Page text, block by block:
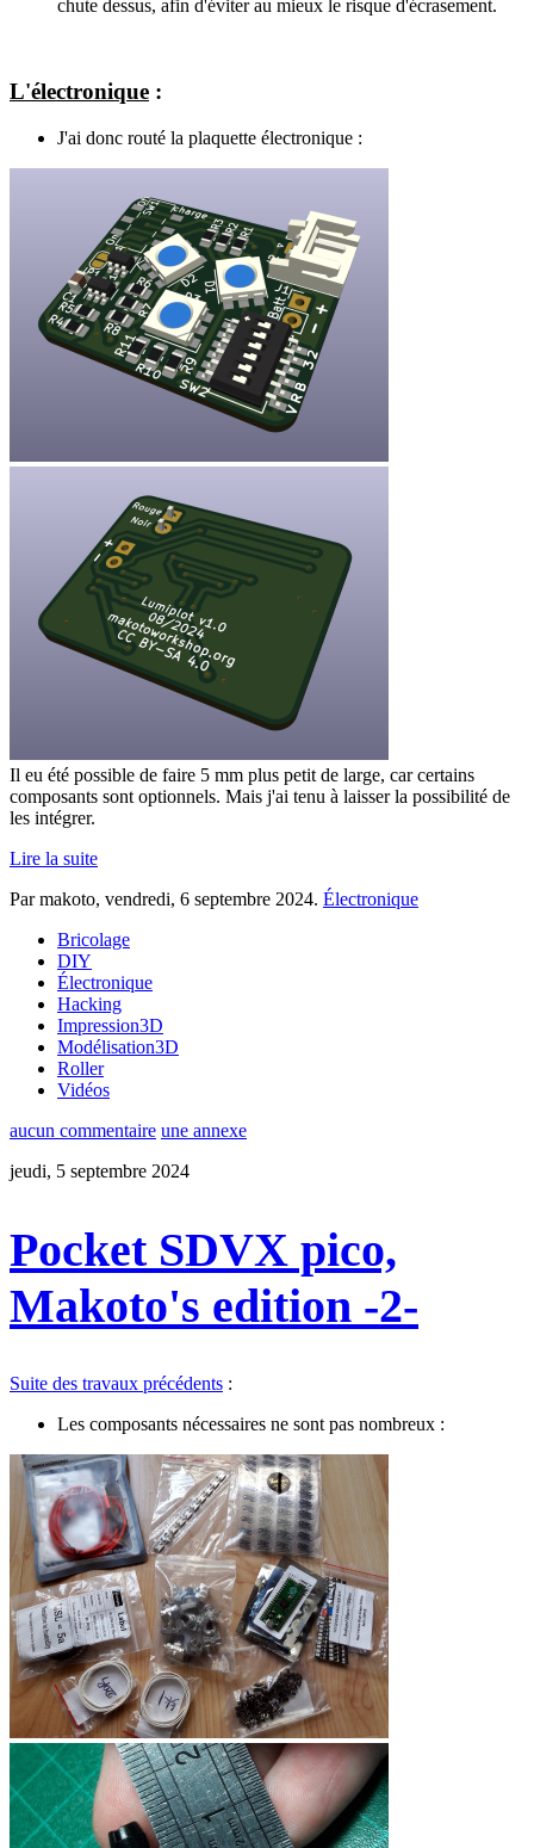
chute dessus, afin d'éviter au mieux le risque d'écrasement.
L'électronique :
J'ai donc routé la plaquette électronique :
Il eu été possible de faire 5 mm plus petit de large, car certains
composants sont optionnels. Mais j'ai tenu à laisser la possibilité de
les intégrer.
Lire la suite
Par makoto, vendredi, 6 septembre 2024. Électronique
Bricolage
DIY
Électronique
Hacking
Impression3D
Modélisation3D
Roller
Vidéos
aucun commentaire une annexe
jeudi, 5 septembre 2024
Pocket SDVX pico,
Makoto's edition -2-
Suite des travaux précédents :
Les composants nécessaires ne sont pas nombreux :